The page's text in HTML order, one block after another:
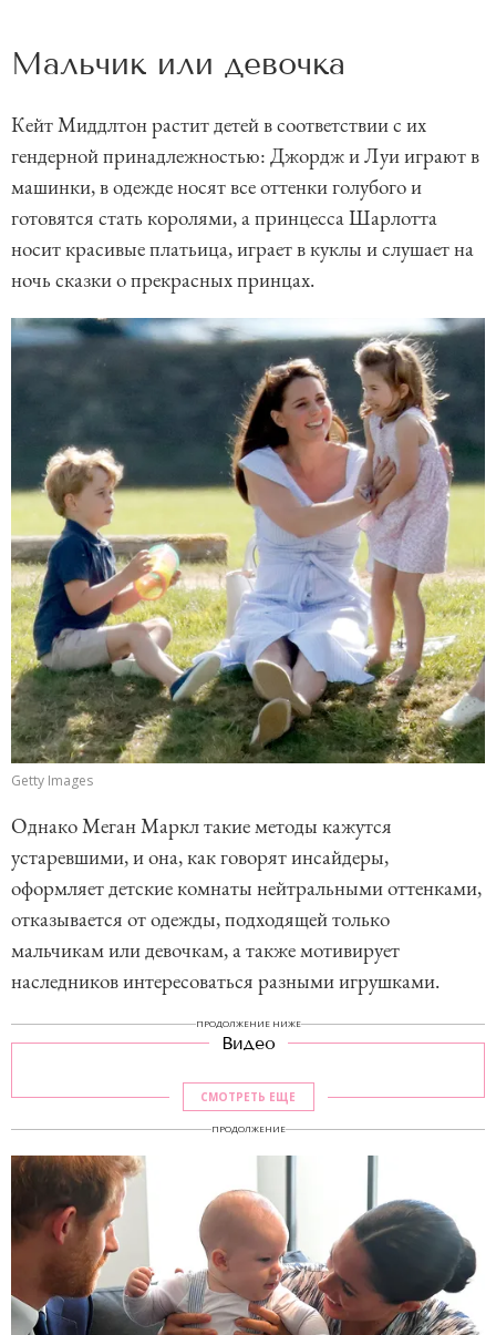
Мальчик или девочка
Кейт Миддлтон растит детей в соответствии с их
гендерной принадлежностью: Джордж и Луи играют в
машинки, в одежде носят все оттенки голубого и
готовятся стать королями, а принцесса Шарлотта
носит красивые платьица, играет в куклы и слушает на
ночь сказки о прекрасных принцах.
Getty Images
Однако Меган Маркл такие методы кажутся
устаревшими, и она, как говорят инсайдеры,
оформляет детские комнаты нейтральными оттенками,
отказывается от одежды, подходящей только
мальчикам или девочкам, а также мотивирует
наследников интересоваться разными игрушками.
ПРОДОЛЖЕНИЕ НИЖЕ
Видео
СМОТРЕТЬ ЕЩЕ
ПРОДОЛЖЕНИЕ